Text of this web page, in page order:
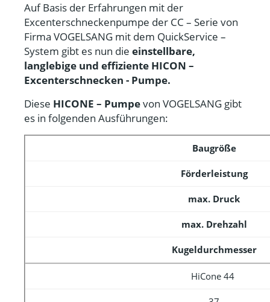
Auf Basis der Erfahrungen mit der
Excenterschneckenpumpe der CC – Serie von
Firma VOGELSANG mit dem QuickService –
System gibt es nun die einstellbare,
langlebige und effiziente HICON –
Excenterschnecken - Pumpe.
Diese HICONE – Pumpevon VOGELSANG gibt
es in folgenden Ausführungen:
Baugröße
Förderleistung
max. Druck
max. Drehzahl
Kugeldurchmesser
HiCone 44